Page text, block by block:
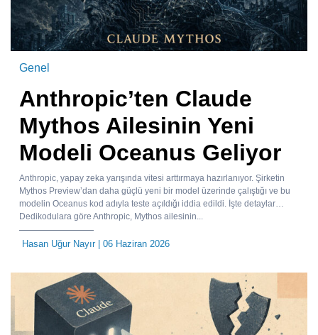
Genel
Anthropic’ten Claude
Mythos Ailesinin Yeni
Modeli Oceanus Geliyor
Anthropic, yapay zeka yarışında vitesi arttırmaya hazırlanıyor. Şirketin
Mythos Preview’dan daha güçlü yeni bir model üzerinde çalıştığı ve bu
modelin Oceanus kod adıyla teste açıldığı iddia edildi. İşte detaylar…
Dedikodulara göre Anthropic, Mythos ailesinin...
Hasan Uğur Nayır| 06 Haziran 2026